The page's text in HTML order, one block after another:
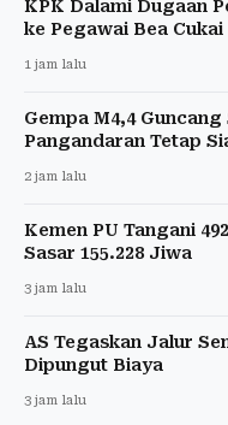
KPK Dalami Dugaan
ke Pegawai Bea Cukai
1 jam lalu
Gempa M4,4
Pangandaran Tetap
2 jam lalu
Kemen PU Tangani
Sasar 155.228 Jiwa
3 jam lalu
AS Tegaskan Jalur
Dipungut Biaya
3 jam lalu